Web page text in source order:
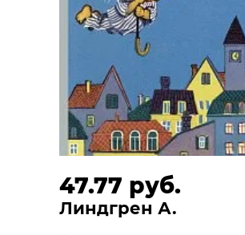
47.77 руб.
Линдгрен А.